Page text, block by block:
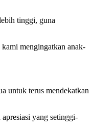
tinggi, guna
mengingatkan anak-
untuk terus mendekatkan
yang setinggi-